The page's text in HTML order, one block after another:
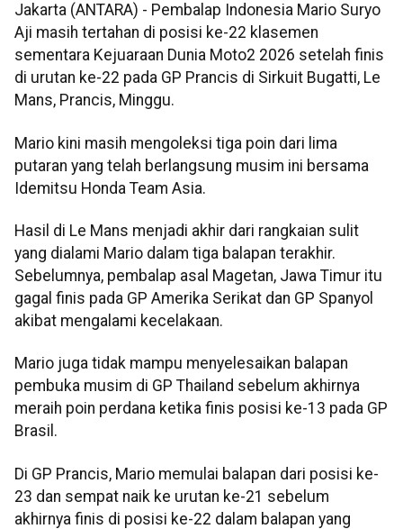
Jakarta (ANTARA) - Pembalap Indonesia Mario Suryo
Aji masih tertahan di posisi ke-22 klasemen
sementara Kejuaraan Dunia Moto2 2026 setelah finis
di urutan ke-22 pada GP Prancis di Sirkuit Bugatti, Le
Mans, Prancis, Minggu.
Mario kini masih mengoleksi tiga poin dari lima
putaran yang telah berlangsung musim ini bersama
Idemitsu Honda Team Asia.
Hasil di Le Mans menjadi akhir dari rangkaian sulit
yang dialami Mario dalam tiga balapan terakhir.
Sebelumnya, pembalap asal Magetan, Jawa Timur itu
gagal finis pada GP Amerika Serikat dan GP Spanyol
akibat mengalami kecelakaan.
Mario juga tidak mampu menyelesaikan balapan
pembuka musim di GP Thailand sebelum akhirnya
meraih poin perdana ketika finis posisi ke-13 pada GP
Brasil.
Di GP Prancis, Mario memulai balapan dari posisi ke-
23 dan sempat naik ke urutan ke-21 sebelum
akhirnya finis di posisi ke-22 dalam balapan yang